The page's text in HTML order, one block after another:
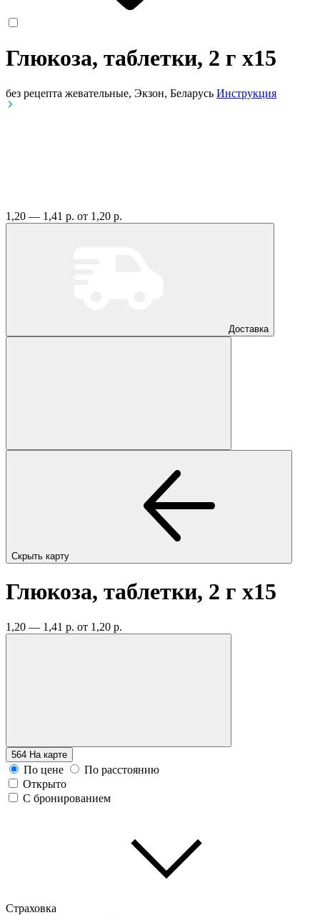
Глюкоза, таблетки, 2 г x15
без рецепта жевательные, Экзон, Беларусь Инструкция
1,20 — 1,41 р. от 1,20 р.
Доставка
Скрыть карту
Глюкоза, таблетки, 2 г x15
1,20 — 1,41 р. от 1,20 р.
564 На карте
По цене
По расстоянию
Открыто
С бронированием
Страховка